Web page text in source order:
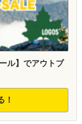
ル】でアウトブ
！